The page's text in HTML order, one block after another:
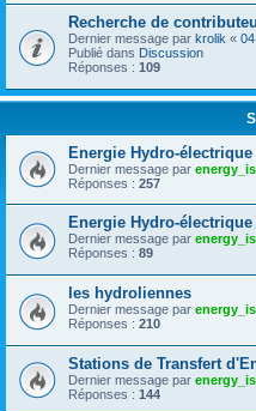
Recherche de
Dernier message par krolik «
Publié dans Discussion
Réponses : 109
Energie Hydro-
Dernier message par
Réponses : 257
Energie Hydro-électrique
Dernier message par
Réponses : 89
les hydroliennes
Dernier message par
Réponses : 210
Stations de Transfert
Dernier message par
Réponses : 144